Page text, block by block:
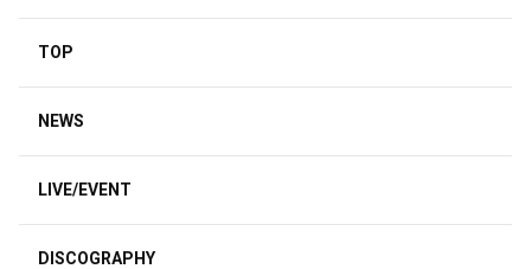
TOP
NEWS
LIVE/EVENT
DISCOGRAPHY